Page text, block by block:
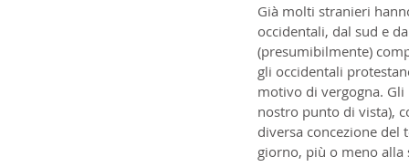
Già molti stranieri
occidentali, dal sud e
(presumibilmente)
gli occidentali
motivo di vergogna.
nostro punto di vista),
diversa concezione
giorno, più o meno alla